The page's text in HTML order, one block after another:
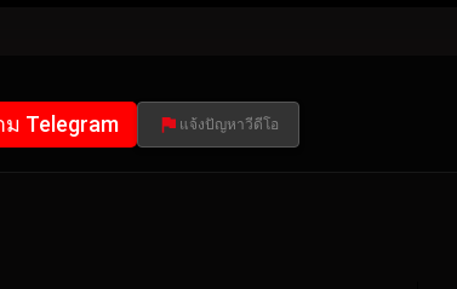
Telegram แจ้งปัญหาวีดีโอ